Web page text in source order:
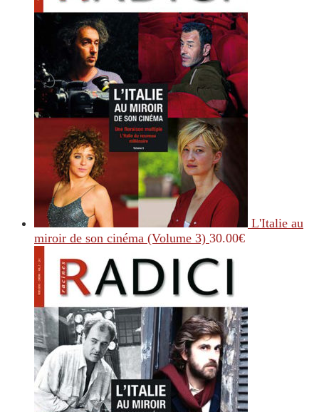
L'Italie au
miroir de son cinéma (Volume 3) 30.00€